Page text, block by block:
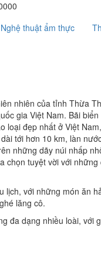
Nghệ thuật ẩm thực
nhiên của tỉnh Thừa
gia Việt Nam. Bãi
loại đẹp nhất ở Việt
tới hơn 10 km, làn
những dãy núi nhấp
chọn tuyệt vời với
lịch, với những món ăn
lăng cô.
đa dạng nhiều loài,